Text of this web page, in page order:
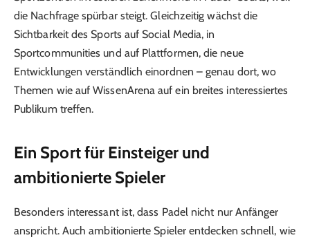
die Nachfrage spürbar steigt. Gleichzeitig wächst die
Sichtbarkeit des Sports auf Social Media, in
Sportcommunities und auf Plattformen, die neue
Entwicklungen verständlich einordnen – genau dort, wo
Themen wie auf WissenArena auf ein breites interessiertes
Publikum treffen.
Ein Sport für Einsteiger und
ambitionierte Spieler
Besonders interessant ist, dass Padel nicht nur Anfänger
anspricht. Auch ambitionierte Spieler entdecken schnell, wie